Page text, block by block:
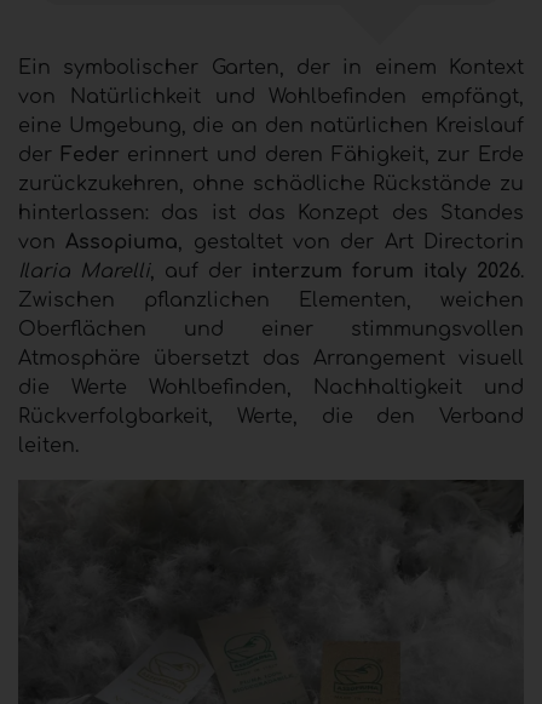
Ein symbolischer Garten, der in einem Kontext
von Natürlichkeit und Wohlbefinden empfängt,
eine Umgebung, die an den natürlichen Kreislauf
der Feder erinnert und deren Fähigkeit, zur Erde
zurückzukehren, ohne schädliche Rückstände zu
hinterlassen: das ist das Konzept des Standes
vonAssopiuma, gestaltet von der Art Directorin
Ilaria Marelli, auf der interzum forum italy 2026.
Zwischen pflanzlichen Elementen, weichen
Oberflächen und einer stimmungsvollen
Atmosphäre übersetzt das Arrangement visuell
die Werte Wohlbefinden, Nachhaltigkeit und
Rückverfolgbarkeit, Werte, die den Verband
leiten.